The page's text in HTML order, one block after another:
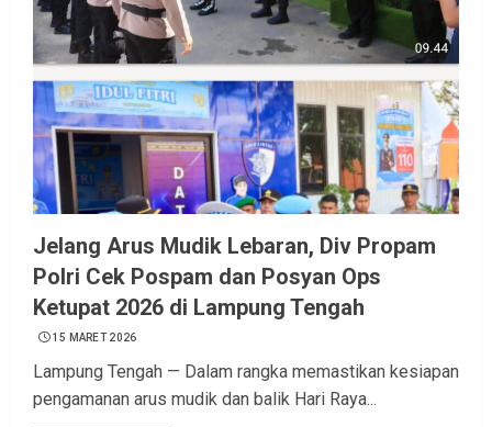
Jelang Arus Mudik Lebaran, Div Propam
Polri Cek Pospam dan Posyan Ops
Ketupat 2026 di Lampung Tengah
15 MARET 2026
Lampung Tengah — Dalam rangka memastikan kesiapan
pengamanan arus mudik dan balik Hari Raya...